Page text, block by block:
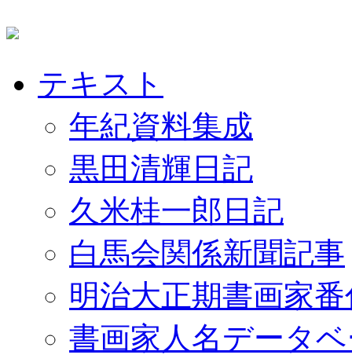
テキスト
年紀資料集成
黒田清輝日記
久米桂一郎日記
白馬会関係新聞記事
明治大正期書画家
書画家人名データ